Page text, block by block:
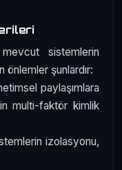
sistemlerin
önlemler şunlardır:
paylaşımlara
multi-faktör kimlik
izolasyonu,